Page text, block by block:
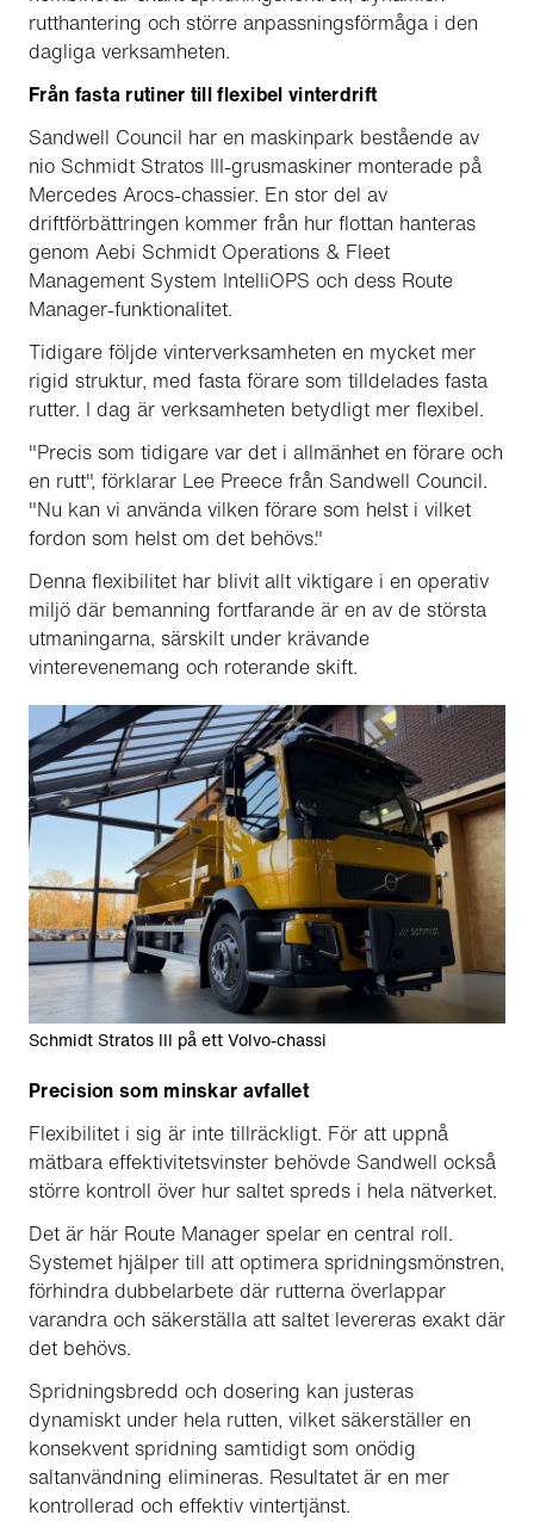
rutthantering och större anpassningsförmåga i den
dagliga verksamheten.
Från fasta rutiner till flexibel vinterdrift
Sandwell Council har en maskinpark bestående av
nio Schmidt Stratos III-grusmaskiner monterade på
Mercedes Arocs-chassier. En stor del av
driftförbättringen kommer från hur flottan hanteras
genom Aebi Schmidt Operations & Fleet
Management System IntelliOPS och dess Route
Manager-funktionalitet.
Tidigare följde vinterverksamheten en mycket mer
rigid struktur, med fasta förare som tilldelades fasta
rutter. I dag är verksamheten betydligt mer flexibel.
"Precis som tidigare var det i allmänhet en förare och
en rutt", förklarar Lee Preece från Sandwell Council.
"Nu kan vi använda vilken förare som helst i vilket
fordon som helst om det behövs."
Denna flexibilitet har blivit allt viktigare i en operativ
miljö där bemanning fortfarande är en av de största
utmaningarna, särskilt under krävande
vinterevenemang och roterande skift.
Schmidt Stratos III på ett Volvo-chassi
Precision som minskar avfallet
Flexibilitet i sig är inte tillräckligt. För att uppnå
mätbara effektivitetsvinster behövde Sandwell också
större kontroll över hur saltet spreds i hela nätverket.
Det är här Route Manager spelar en central roll.
Systemet hjälper till att optimera spridningsmönstren,
förhindra dubbelarbete där rutterna överlappar
varandra och säkerställa att saltet levereras exakt där
det behövs.
Spridningsbredd och dosering kan justeras
dynamiskt under hela rutten, vilket säkerställer en
konsekvent spridning samtidigt som onödig
saltanvändning elimineras. Resultatet är en mer
kontrollerad och effektiv vintertjänst.